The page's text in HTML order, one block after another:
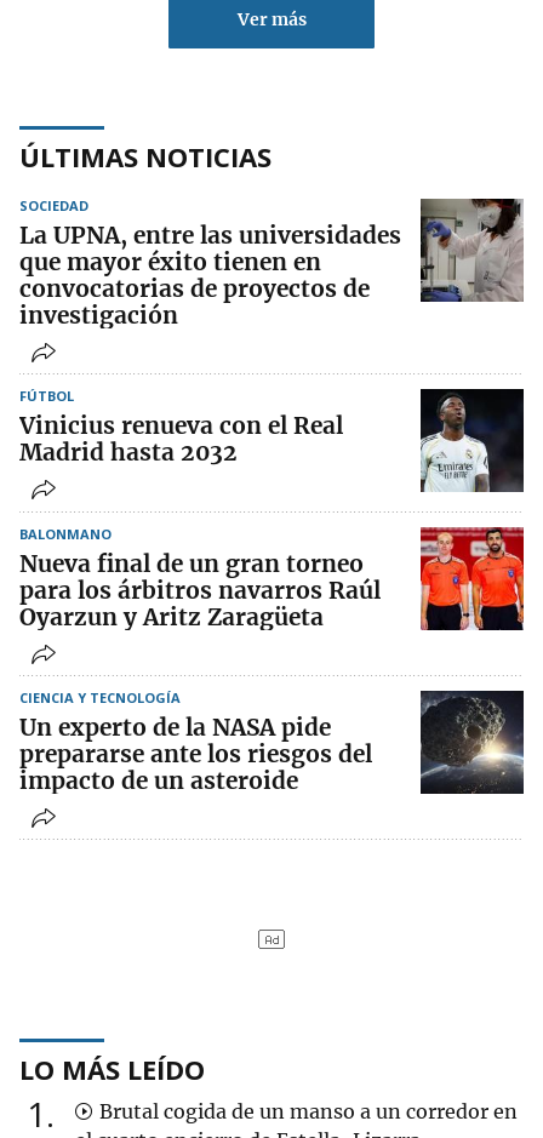
Ver más
ÚLTIMAS NOTICIAS
SOCIEDAD
La UPNA, entre las universidades
que mayor éxito tienen en
convocatorias de proyectos de
investigación
FÚTBOL
Vinicius renueva con el Real
Madrid hasta 2032
BALONMANO
Nueva final de un gran torneo
para los árbitros navarros Raúl
Oyarzun y Aritz Zaragüeta
CIENCIA Y TECNOLOGÍA
Un experto de la NASA pide
prepararse ante los riesgos del
impacto de un asteroide
LO MÁS LEÍDO
1
Brutal cogida de un manso a un corredor en